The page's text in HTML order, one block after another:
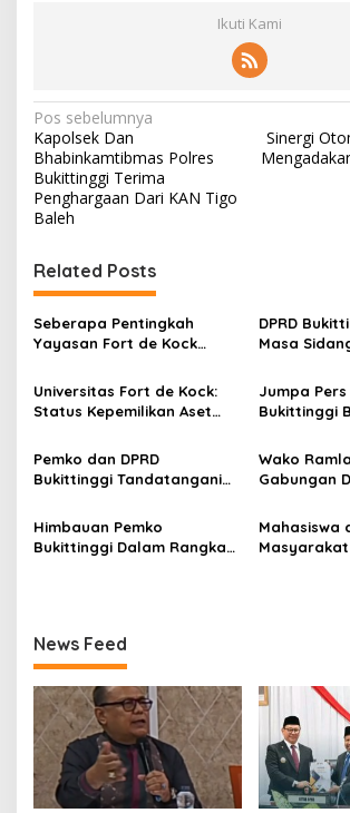
Ikuti Kami
N
a
v
i
a
s
i
o
Pos sebelumnya
Kapolsek Dan
Bhabinkamtibmas Polres
Bukittinggi Terima
Penghargaan Dari KAN Tigo
Baleh
Sinergi
Related Posts
Seberapa Pentingkah
Yayasan Fort de Kock
Perekonomian Masyarakat
Jam Gadang?
DPRD
Masa
2026-2027,
Beri Apresiasi
Universitas Fort de Kock:
Status Kepemilikan Aset
Milik Yayasan Berdasarkan
Putusan Mahkamah Agung
Nomor 2108/K/Pdt/2022
Jumpa Pers
Bukittinggi
Kampus UFDK
Pemko dan DPRD
Bukittinggi Tandatangani
Perubahan KUA-PPAS APBD
2026
Wako
Gabungan
Persiapan
Pelajar
Himbauan Pemko
Bukittinggi Dalam Rangka
Mahasiswa
News Feed